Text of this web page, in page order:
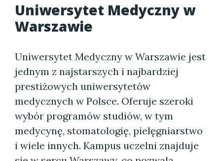
Uniwersytet Medyczny w
Warszawie
Uniwersytet Medyczny w Warszawie jest
jednym z najstarszych i najbardziej
prestiżowych uniwersytetów
medycznych w Polsce. Oferuje szeroki
wybór programów studiów, w tym
medycynę, stomatologię, pielęgniarstwo
i wiele innych. Kampus uczelni znajduje